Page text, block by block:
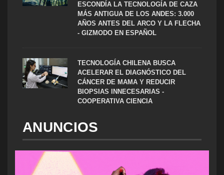
ESCONDÍA LA TECNOLOGÍA DE CAZA
MÁS ANTIGUA DE LOS ANDES: 3.000
AÑOS ANTES DEL ARCO Y LA FLECHA
- GIZMODO EN ESPAÑOL
TECNOLOGÍA CHILENA BUSCA
ACELERAR EL DIAGNÓSTICO DEL
CÁNCER DE MAMA Y REDUCIR
BIOPSIAS INNECESARIAS -
COOPERATIVA CIENCIA
ANUNCIOS